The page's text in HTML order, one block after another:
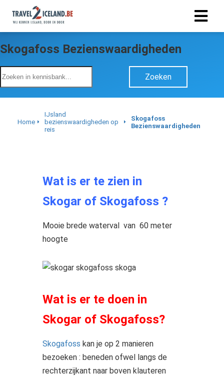
Skogafoss Bezienswaardigheden
Zoeken
Home
IJsland
bezienswaardigheden op
reis
Skogafoss
Bezienswaardigheden
Wat is er te zien in
Skogar of Skogafoss ?
Mooie brede waterval van 60 meter
hoogte
Wat is er te doen in
Skogar of Skogafoss?
Skogafoss kan je op 2 manieren
bezoeken : beneden ofwel langs de
rechterzijkant naar boven klauteren